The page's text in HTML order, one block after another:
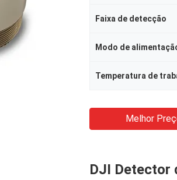
Faixa de detecção
Modo de
Temperatura de
Melhor
DJI Detector